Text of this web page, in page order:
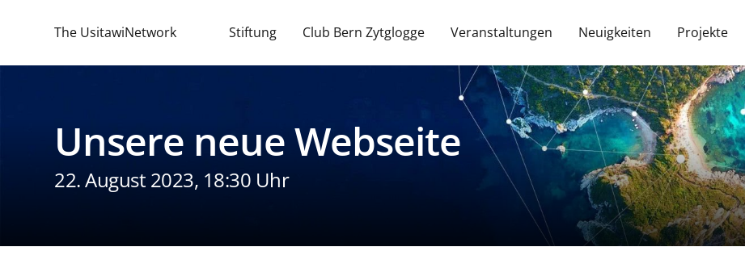
The UsitawiNetwork Stiftung Club Bern Zytglogge Veranstaltungen Neuigkeiten Projekte
Unsere neue Webseite
22. August 2023, 18:30 Uhr